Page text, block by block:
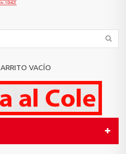
VACÍO